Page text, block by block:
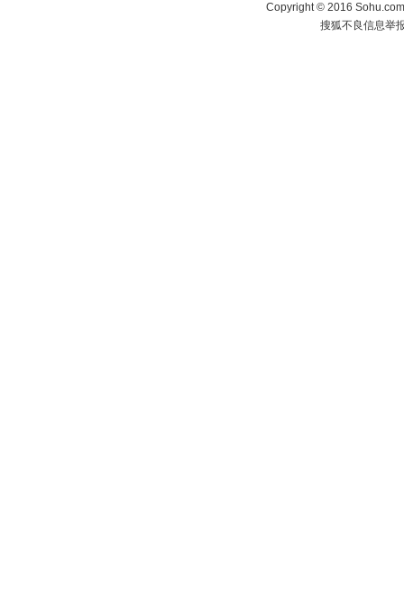
Copyright©2016
搜狐不良信息举